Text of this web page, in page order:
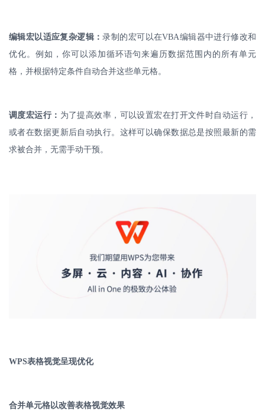
编辑宏以适应复杂逻辑：录制的宏可以在VBA编辑器中进行修改和
优化。例如，你可以添加循环语句来遍历数据范围内的所有单元
格，并根据特定条件自动合并这些单元格。
调度宏运行： 为了提高效率，可以设置宏在打开文件时自动运行，
或者在数据更新后自动执行。这样可以确保数据总是按照最新的需
求被合并，无需手动干预。
WPS表格视觉呈现优化
合并单元格以改善表格视觉效果